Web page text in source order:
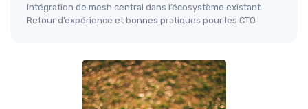
Intégration de mesh central dans l’écosystème existant
Retour d’expérience et bonnes pratiques pour les CTO